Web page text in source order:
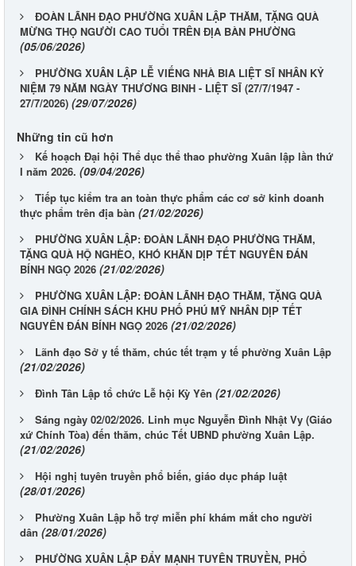
ĐOÀN LÃNH ĐẠO PHƯỜNG XUÂN LẬP THĂM, TẶNG QUÀ
MỪNG THỌ NGƯỜI CAO TUỔI TRÊN ĐỊA BÀN PHƯỜNG
(05/06/2026)
PHƯỜNG XUÂN LẬP LỄ VIẾNG NHÀ BIA LIỆT SĨ NHÂN KỶ
NIỆM 79 NĂM NGÀY THƯƠNG BINH - LIỆT SĨ (27/7/1947 -
27/7/2026) (29/07/2026)
Những tin cũ hơn
Kế hoạch Đại hội Thể dục thể thao phường Xuân lập lần thứ
I năm 2026. (09/04/2026)
Tiếp tục kiểm tra an toàn thực phẩm các cơ sở kinh doanh
thực phẩm trên địa bàn (21/02/2026)
PHƯỜNG XUÂN LẬP: ĐOÀN LÃNH ĐẠO PHƯỜNG THĂM,
TẶNG QUÀ HỘ NGHÈO, KHÓ KHĂN DỊP TẾT NGUYÊN ĐÁN
BÍNH NGỌ 2026 (21/02/2026)
PHƯỜNG XUÂN LẬP: ĐOÀN LÃNH ĐẠO THĂM, TẶNG QUÀ
GIA ĐÌNH CHÍNH SÁCH KHU PHỐ PHÚ MỸ NHÂN DỊP TẾT
NGUYÊN ĐÁN BÍNH NGỌ 2026 (21/02/2026)
Lãnh đạo Sở y tế thăm, chúc tết trạm y tế phường Xuân Lập
(21/02/2026)
Đình Tân Lập tổ chức Lễ hội Kỳ Yên (21/02/2026)
Sáng ngày 02/02/2026. Linh mục Nguyễn Đình Nhật Vy (Giáo
xứ Chính Tòa) đến thăm, chúc Tết UBND phường Xuân Lập.
(21/02/2026)
Hội nghị tuyên truyền phổ biến, giáo dục pháp luật
(28/01/2026)
Phường Xuân Lập hỗ trợ miễn phí khám mắt cho người
dân (28/01/2026)
PHƯỜNG XUÂN LẬP ĐẨY MẠNH TUYÊN TRUYỀN, PHỔ